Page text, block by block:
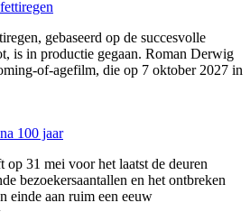
gebaseerd op de succesvolle
is in productie gegaan. Roman Derwig
of-agefilm, die op 7 oktober 2027 in
100 jaar
op 31 mei voor het laatst de deuren
bezoekersaantallen en het ontbreken
einde aan ruim een eeuw